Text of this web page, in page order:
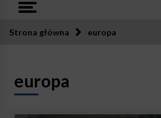
Strona główna europa
europa